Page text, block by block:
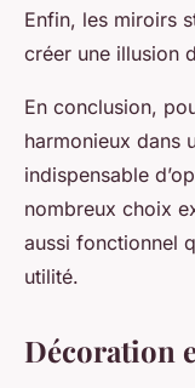
Enfin, les miroirs
créer une illusion
En conclusion,
harmonieux dans
indispensable
nombreux choix
aussi fonctionnel
utilité.
Décoration